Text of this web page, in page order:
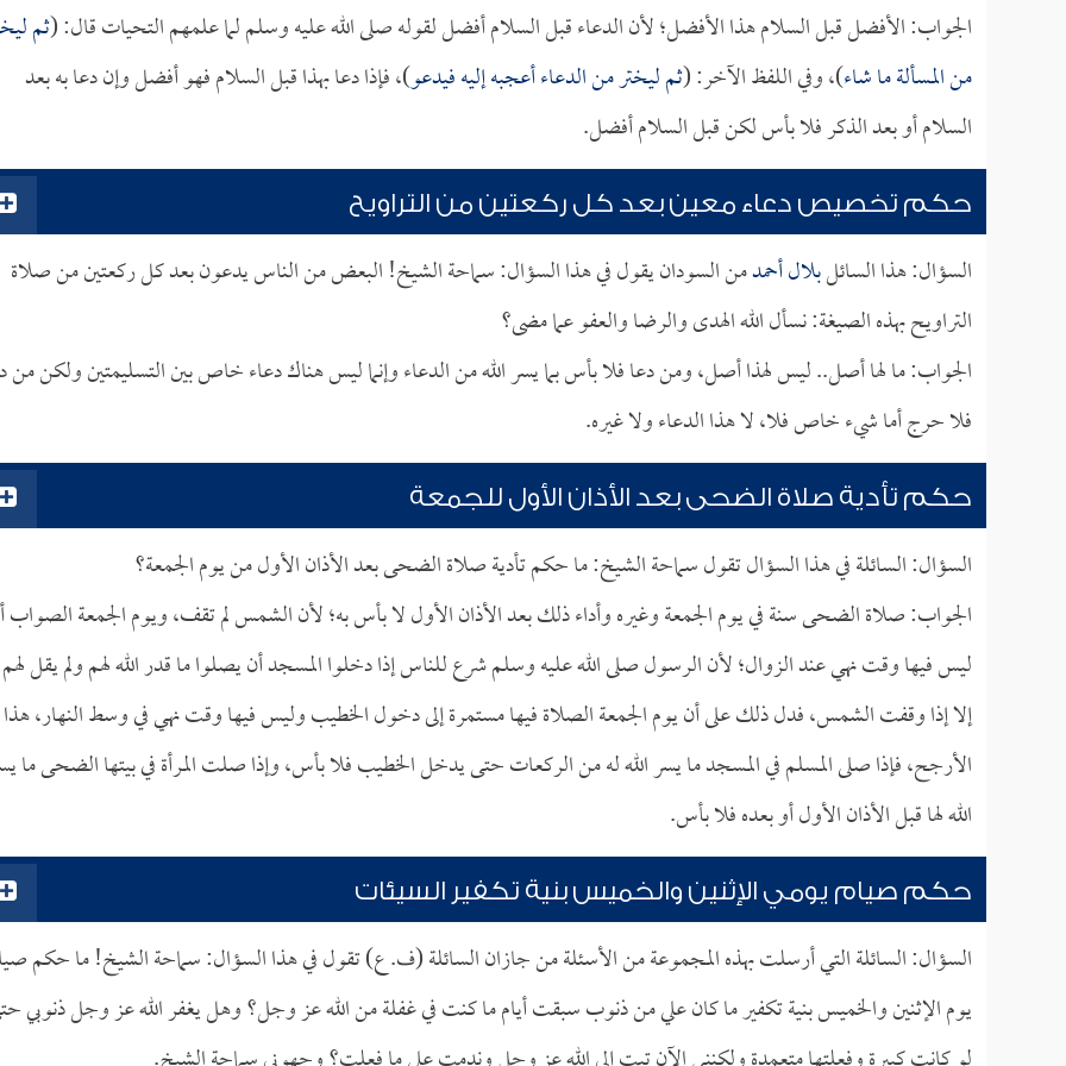
الجواب: الأفضل قبل السلام هذا الأفضل؛ لأن الدعاء قبل السلام أفضل لقوله صلى الله عليه وسلم لما علمهم التحيات قال: (ثم
من المسألة ما شاء)، وفي اللفظ الآخر: (ثم ليختر من الدعاء أعجبه إليه فيدعو)، فإذا دعا بهذا قبل السلام فهو أفضل وإن دعا به بعد
السلام أو بعد الذكر فلا بأس لكن قبل السلام أفضل.
حكم تخصيص دعاء معين بعد كل ركعتين من التراويح
السؤال: هذا السائلبلال أحمدمن السودان يقول في هذا السؤال: سماحة الشيخ! البعض من الناس يدعون بعد كل ركعتين من صلاة
التراويح بهذه الصيغة: نسأل الله الهدى والرضا والعفو عما مضى؟
الجواب: ما لها أصل.. ليس لهذا أصل، ومن دعا فلا بأس بما يسر الله من الدعاء وإنما ليس هناك دعاء خاص بين التسليمتين ولكن من
فلا حرج أما شيء خاص فلا، لا هذا الدعاء ولا غيره.
حكم تأدية صلاة الضحى بعد الأذان الأول للجمعة
السؤال: السائلة في هذا السؤال تقول سماحة الشيخ: ما حكم تأدية صلاة الضحى بعد الأذان الأول من يوم الجمعة؟
الجواب: صلاة الضحى سنة في يوم الجمعة وغيره وأداء ذلك بعد الأذان الأول لا بأس به؛ لأن الشمس لم تقف، ويوم الجمعة الصواب
ليس فيها وقت نهي عند الزوال؛ لأن الرسول صلى الله عليه وسلم شرع للناس إذا دخلوا المسجد أن يصلوا ما قدر الله لهم ولم يقل
إلا إذا وقفت الشمس، فدل ذلك على أن يوم الجمعة الصلاة فيها مستمرة إلى دخول الخطيب وليس فيها وقت نهي في وسط النهار،
الأرجح، فإذا صلى المسلم في المسجد ما يسر الله له من الركعات حتى يدخل الخطيب فلا بأس، وإذا صلت المرأة في بيتها الضحى ما
الله لها قبل الأذان الأول أو بعده فلا بأس.
حكم صيام يومي الإثنين والخميس بنية تكفير السيئات
السؤال: السائلة التي أرسلت بهذه المجموعة من الأسئلة من جازان السائلة (ف. ع) تقول في هذا السؤال: سماحة الشيخ! ما حكم
يوم الإثنين والخميس بنية تكفير ما كان علي من ذنوب سبقت أيام ما كنت في غفلة من الله عز وجل؟ وهل يغفر الله عز وجل ذنوبي